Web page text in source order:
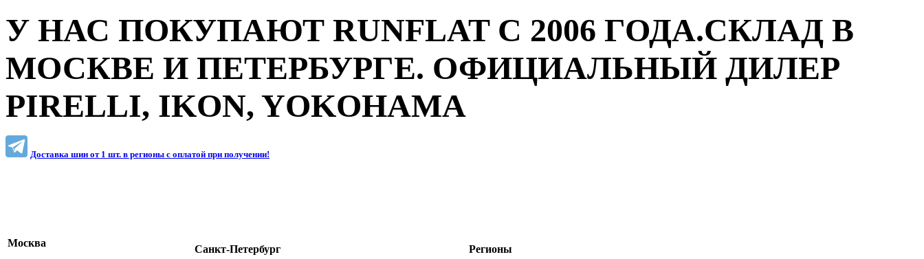
У НАС ПОКУПАЮТ RUNFLAT С 2006 ГОДА.СКЛАД В
МОСКВЕ И ПЕТЕРБУРГЕ. ОФИЦИАЛЬНЫЙ ДИЛЕР
PIRELLI, IKON, YOKOHAMA
Доставка шин от 1 шт. в регионы c оплатой при получении!
Москва
Санкт-Петербург
Регионы